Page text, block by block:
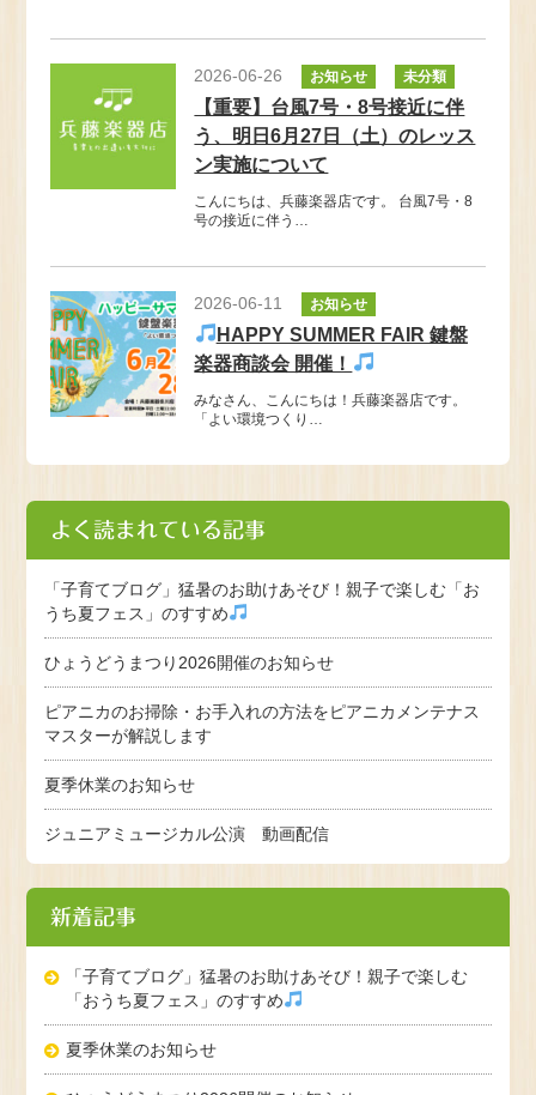
2026-06-26 お知らせ 未分類
【重要】台風7号・8号接近に伴
う、明日6月27日（土）のレッス
ン実施について
こんにちは、兵藤楽器店です。 台風7号・8
号の接近に伴う…
2026-06-11 お知らせ
HAPPY SUMMER FAIR 鍵盤
楽器商談会 開催！
みなさん、こんにちは！兵藤楽器店です。
「よい環境つくり…
よく読まれている記事
「子育てブログ」猛暑のお助けあそび！親子で楽しむ「お
うち夏フェス」のすすめ
ひょうどうまつり2026開催のお知らせ
ピアニカのお掃除・お手入れの方法をピアニカメンテナス
マスターが解説します
夏季休業のお知らせ
ジュニアミュージカル公演 動画配信
新着記事
「子育てブログ」猛暑のお助けあそび！親子で楽しむ
「おうち夏フェス」のすすめ
夏季休業のお知らせ